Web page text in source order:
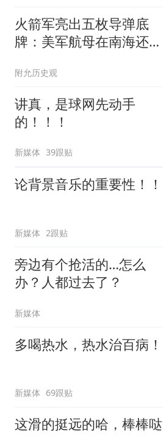
火箭军亮出五枚导弹底
牌：美军航母在南海还有
附允历史观
讲真，是球网先动手
的！！！
新媒体 39跟贴
论背景音乐的重要性！！
新媒体 2跟贴
旁边有个抢活的…怎么
办？人都过去了？
新媒体
多喝热水，热水治百病！
新媒体 69跟贴
这滑的挺远的哈，棒棒哒